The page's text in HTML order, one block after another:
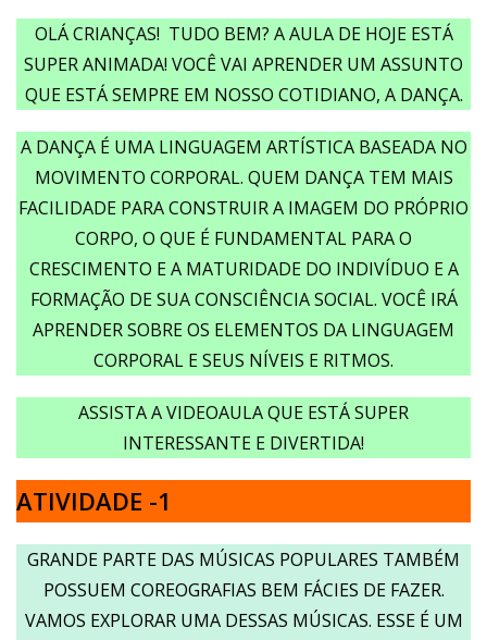
OLÁ CRIANÇAS! TUDO BEM? A AULA DE HOJE ESTÁ
SUPER ANIMADA! VOCÊ VAI APRENDER UM ASSUNTO
QUE ESTÁ SEMPRE EM NOSSO COTIDIANO, A DANÇA.
A DANÇA É UMA LINGUAGEM ARTÍSTICA BASEADA NO
MOVIMENTO CORPORAL. QUEM DANÇA TEM MAIS
FACILIDADE PARA CONSTRUIR A IMAGEM DO PRÓPRIO
CORPO, O QUE É FUNDAMENTAL PARA O
CRESCIMENTO E A MATURIDADE DO INDIVÍDUO E A
FORMAÇÃO DE SUA CONSCIÊNCIA SOCIAL. VOCÊ IRÁ
APRENDER SOBRE OS ELEMENTOS DA LINGUAGEM
CORPORAL E SEUS NÍVEIS E RITMOS.
ASSISTA A VIDEOAULA QUE ESTÁ SUPER
INTERESSANTE E DIVERTIDA!
ATIVIDADE -1
GRANDE PARTE DAS MÚSICAS POPULARES TAMBÉM
POSSUEM COREOGRAFIAS BEM FÁCIES DE FAZER.
VAMOS EXPLORAR UMA DESSAS MÚSICAS. ESSE É UM